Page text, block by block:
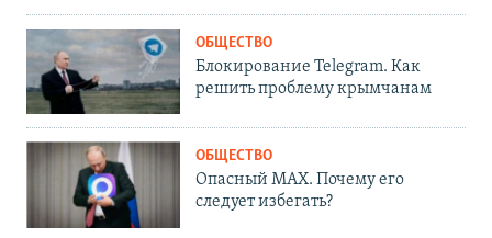
ОБЩЕСТВО
Блокирование Telegram. Как
решить проблему крымчанам
ОБЩЕСТВО
Опасный MAX. Почему его
следует избегать?